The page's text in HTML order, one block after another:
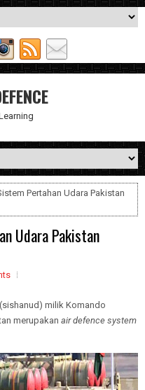
Pertahan Udara Pakistan
Udara Pakistan
milik Komando
merupakan air defence system